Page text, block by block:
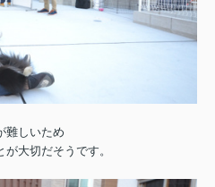
難しいため
大切だそうです。